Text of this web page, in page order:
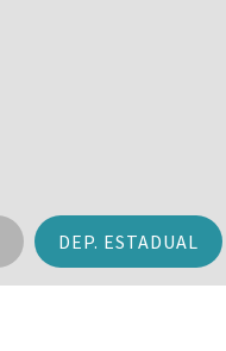
DEP. ESTADUAL